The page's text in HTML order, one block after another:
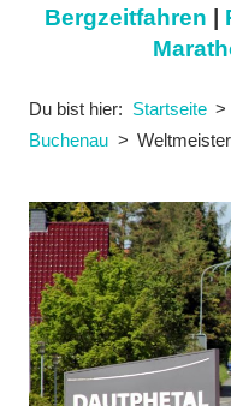
Bergzeitfahren |
Du bist hier: Startseite
Buchenau